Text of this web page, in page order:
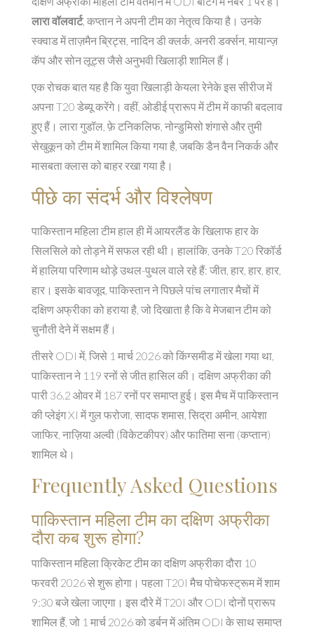
लारा वॉलवार्ट, कप्तानने अपनी टीम का नेतृत्व किया है। उनके
स्क्वाड में ताज़मैन ब्रिट्स, नादिन डी क्लर्क, अनरी डर्क्सन, मायान्ज़
कॅप और सोन लूट्स जैसे अनुभवी खिलाड़ी शामिल हैं।
एक रोचक बात यह है कि युवा खिलाड़ीकेयला रेनेकेइस सीरीज में
अपना T20 डेब्यू करेंगे। वहीं, ओडीई प्रारूप में टीम में काफी बदलाव
हुए हैं। लारा गुडॉल, फ़े टनिकलिफ, नोन्डुमिसो शंगासे और तुमी
सेखुकून को टीम में शामिल किया गया है, जबकि डैन वैन निकर्क और
मासबता क्लास को बाहर रखा गया है।
पीछे का संदर्भ और विश्लेषण
पाकिस्तान महिला टीम हाल ही में आयरलैंड के खिलाफ हार के
सिलसिले को तोड़ने में सफल रही थी। हालांकि, उनके T20 रिकॉर्ड
में हालिया परिणाम थोड़े उथल-पुथल वाले रहे हैं: जीत, हार, हार, हार,
हार। इसके बावजूद, पाकिस्तान ने पिछले पांच लगातार मैचों में
दक्षिण अफ्रीका को हराया है, जो दिखाता है कि वे मेजबान टीम को
चुनौती देने में सक्षम हैं।
तीसरे ODI में, जिसे 1 मार्च 2026 को किंग्समीड में खेला गया था,
पाकिस्तान ने 119 रनों से जीत हासिल की। दक्षिण अफ्रीका की
पारी 36.2 ओवर में 187 रनों पर समाप्त हुई। इस मैच में पाकिस्तान
की प्लेइंग XI में गुल फरोजा, सादफ शमास, सिद्रा अमीन, आयेशा
जाफिर, नाज़िया अल्वी (विकेटकीपर) और फातिमा सना (कप्तान)
शामिल थे।
Frequently Asked Questions
पाकिस्तान महिला टीम का दक्षिण अफ्रीका
दौरा कब शुरू होगा?
पाकिस्तान महिला क्रिकेट टीम का दक्षिण अफ्रीका दौरा 10
फरवरी 2026 से शुरू होगा। पहला T20I मैच पोचेफस्ट्रूम में शाम
9:30 बजे खेला जाएगा। इस दौरे में T20I और ODI दोनों प्रारूप
शामिल हैं, जो 1 मार्च 2026 को डर्बन में अंतिम ODI के साथ समाप्त